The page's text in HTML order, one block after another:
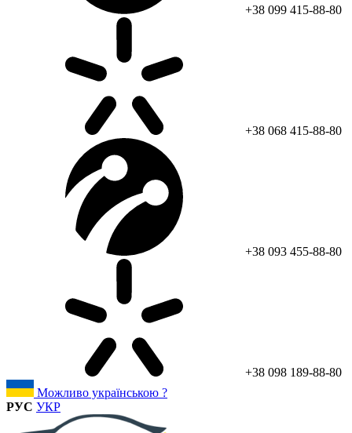
+38 099 415-88-80
+38 068 415-88-80
+38 093 455-88-80
+38 098 189-88-80
Можливо українською ?
РУС УКР